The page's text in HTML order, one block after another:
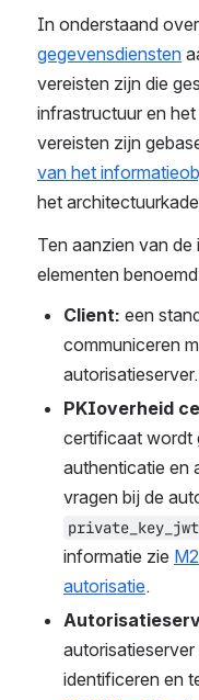
In onderstaand
gegevensdiensten
vereisten zijn die
infrastructuur en
vereisten zijn
van het
het
Ten aanzien van
elementen
Client: een
communiceren
autorisatieserver.
PKIoverheid
certificaat wordt
authenticatie en
private_key_jwt
informatie zie
autorisatie.